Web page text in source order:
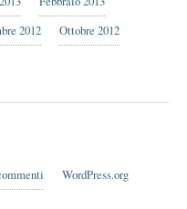
2012
Ottobre 2012
WordPress.org